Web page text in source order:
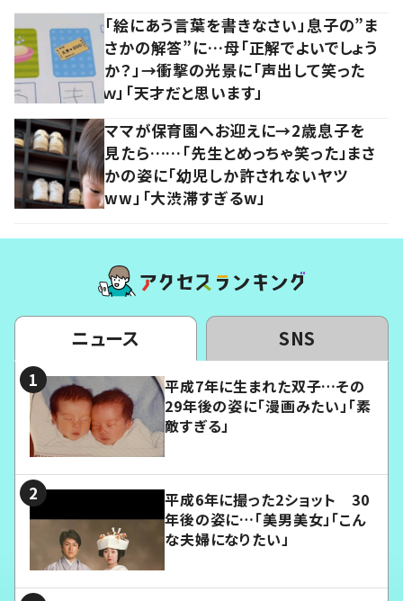
「絵にあう言葉を書きなさい」息子の”ま
さかの解答”に…母「正解でよいでしょう
か？」→衝撃の光景に「声出して笑った
ｗ」「天才だと思います」
ママが保育園へお迎えに→2歳息子を
見たら……「先生とめっちゃ笑った」まさ
かの姿に「幼児しか許されないヤツ
ww」「大渋滞すぎるw」
ニュース SNS
平成7年に生まれた双子…その
29年後の姿に「漫画みたい」「素
敵すぎる」
平成6年に撮った2ショット 30
年後の姿に…「美男美女」「こん
な夫婦になりたい」